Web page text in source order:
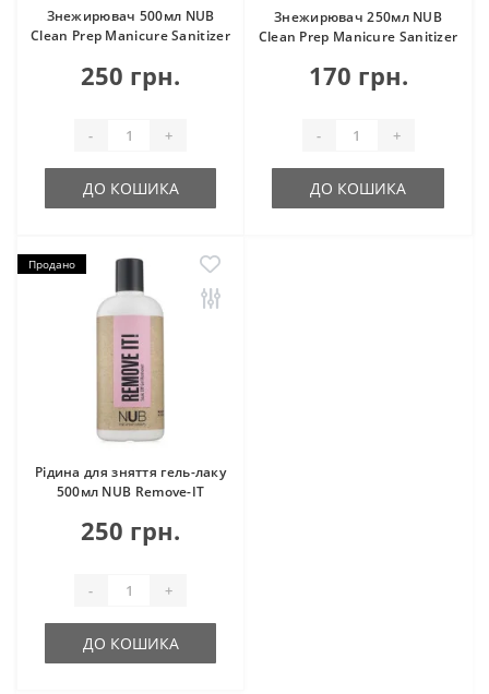
Знежирювач 500мл NUB
Clean Prep Manicure Sanitizer
250 грн.
- +
ДО КОШИКА
Знежирювач 250мл NUB
Clean Prep Manicure Sanitizer
170 грн.
- +
ДО КОШИКА
Продано
Рідина для зняття гель-лаку
500мл NUB Remove-IT
250 грн.
- +
ДО КОШИКА